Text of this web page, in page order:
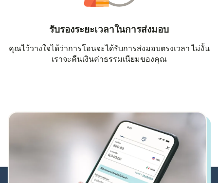
รับรองระยะเวลาในการส่งมอบ
คุณไว้วางใจได้ว่าการโอนจะได้รับการส่งมอบตรงเวลา ไม่งั้น
เราจะคืนเงินค่าธรรมเนียมของคุณ